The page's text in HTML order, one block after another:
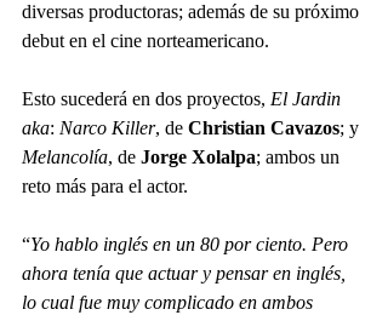
diversas productoras; además de su próximo
debut en el cine norteamericano.
Esto sucederá en dos proyectos, El Jardin
aka: Narco Killer, de Christian Cavazos; y
Melancolía, de Jorge Xolalpa; ambos un
reto más para el actor.
“Yo hablo inglés en un 80 por ciento. Pero
ahora tenía que actuar y pensar en inglés,
lo cual fue muy complicado en ambos